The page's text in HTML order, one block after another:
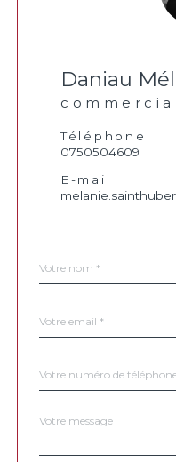
Daniau
Téléphone
0750504609
E-mail
par
*
*
*
Fieldset
Message
*